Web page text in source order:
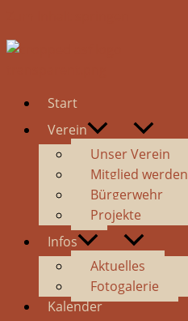
Start
Verein
Unser Verein
Mitglied werden
Bürgerwehr
Projekte
Infos
Aktuelles
Fotogalerie
Kalender